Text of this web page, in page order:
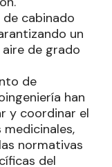
cabinado
un
de grado
de
han
y coordinar el
normativas
del